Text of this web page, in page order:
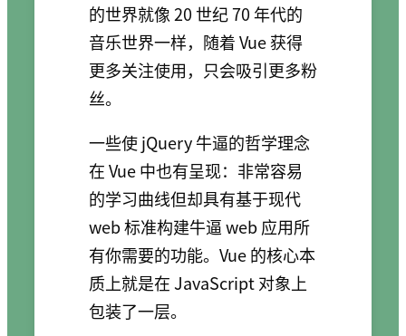
的世界就像 20 世纪 70 年代的
音乐世界一样，随着 Vue 获得
更多关注使用，只会吸引更多粉
丝。
一些使 jQuery 牛逼的哲学理念
在 Vue 中也有呈现：非常容易
的学习曲线但却具有基于现代
web 标准构建牛逼 web 应用所
有你需要的功能。Vue 的核心本
质上就是在 JavaScript 对象上
包装了一层。